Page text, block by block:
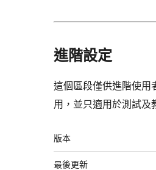
進階設定
這個區段僅供進階使用
用，並只適用於測試及
中
繼
版本
最後更新